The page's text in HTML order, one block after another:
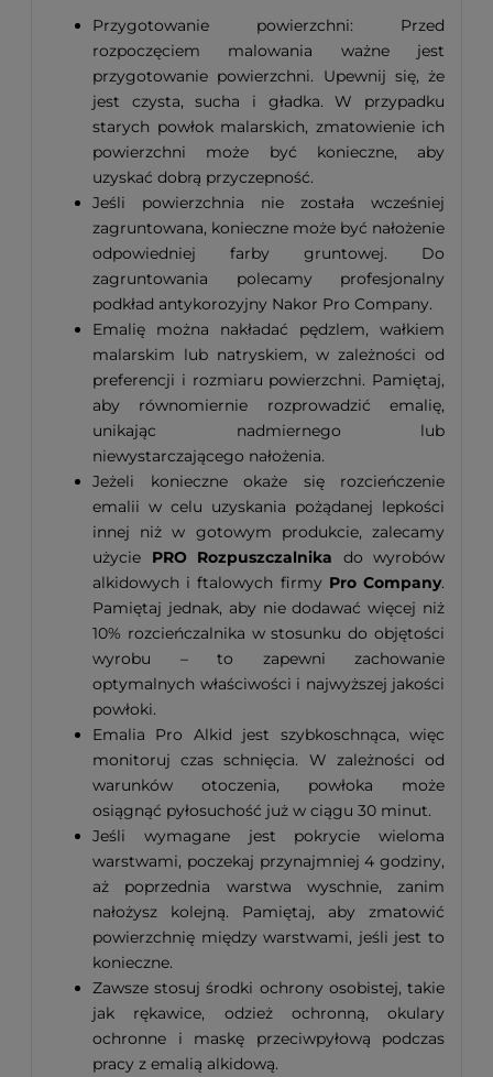
Przygotowanie powierzchni: Przed
rozpoczęciem malowania ważne jest
przygotowanie powierzchni. Upewnij się, że
jest czysta, sucha i gładka. W przypadku
starych powłok malarskich, zmatowienie ich
powierzchni może być konieczne, aby
uzyskać dobrą przyczepność.
Jeśli powierzchnia nie została wcześniej
zagruntowana, konieczne może być nałożenie
odpowiedniej farby gruntowej. Do
zagruntowania polecamy profesjonalny
podkład antykorozyjny Nakor Pro Company.
Emalię można nakładać pędzlem, wałkiem
malarskim lub natryskiem, w zależności od
preferencji i rozmiaru powierzchni. Pamiętaj,
aby równomiernie rozprowadzić emalię,
unikając nadmiernego lub
niewystarczającego nałożenia.
Jeżeli konieczne okaże się rozcieńczenie
emalii w celu uzyskania pożądanej lepkości
innej niż w gotowym produkcie, zalecamy
użycie PRO Rozpuszczalnika do wyrobów
alkidowych i ftalowych firmy Pro Company.
Pamiętaj jednak, aby nie dodawać więcej niż
10% rozcieńczalnika w stosunku do objętości
wyrobu – to zapewni zachowanie
optymalnych właściwości i najwyższej jakości
powłoki.
Emalia Pro Alkid jest szybkoschnąca, więc
monitoruj czas schnięcia. W zależności od
warunków otoczenia, powłoka może
osiągnąć pyłosuchość już w ciągu 30 minut.
Jeśli wymagane jest pokrycie wieloma
warstwami, poczekaj przynajmniej 4 godziny,
aż poprzednia warstwa wyschnie, zanim
nałożysz kolejną. Pamiętaj, aby zmatowić
powierzchnię między warstwami, jeśli jest to
konieczne.
Zawsze stosuj środki ochrony osobistej, takie
jak rękawice, odzież ochronną, okulary
ochronne i maskę przeciwpyłową podczas
pracy z emalią alkidową.